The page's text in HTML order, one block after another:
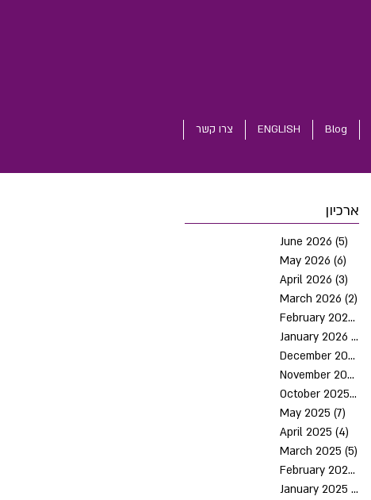
Blog
ENGLISH צרו קשר
ארכיון
June 2026 (5)
May 2026 (6)
April 2026 (3)
March 2026 (2)
February 2026
January 2026 (5)
December 2025
November 2025
October 2025(6)
May 2025 (7)
April 2025 (4)
March 2025 (5)
February 2025
January 2025 (7)